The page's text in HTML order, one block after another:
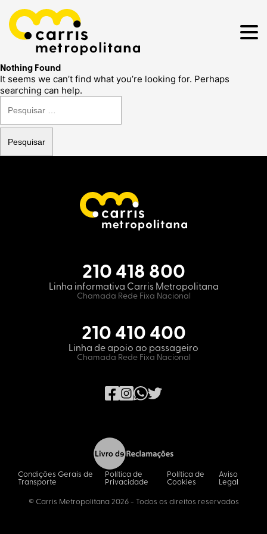
Nothing Found
It seems we can’t find what you’re looking for. Perhaps
searching can help.
por:
210 418 800
Linha informativa Carris Metropolitana
Chamada Rede Fixa Nacional
210 410 400
Linha de apoio ao passageiro
Chamada Rede Fixa Nacional
© Carris Metropolitana 2026 - Todos os direitos reservados
Condições Gerais de
Transporte
Política de
Privacidade
Política de
Cookies
Aviso
Legal